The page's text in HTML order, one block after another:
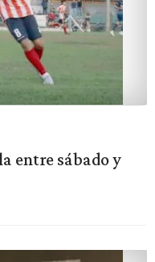
entre sábado y